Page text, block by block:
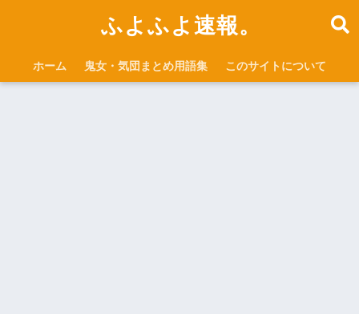
ふよふよ速報。
ホーム 鬼女・気団まとめ用語集 このサイトについて